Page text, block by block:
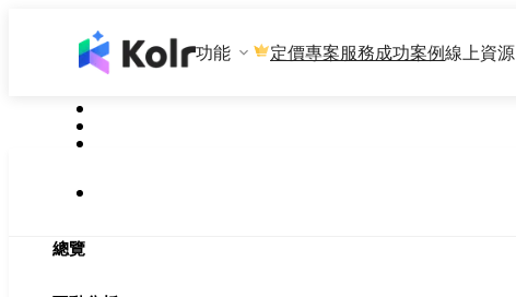
功能 定價專案服務成功案例線上資源
總覽